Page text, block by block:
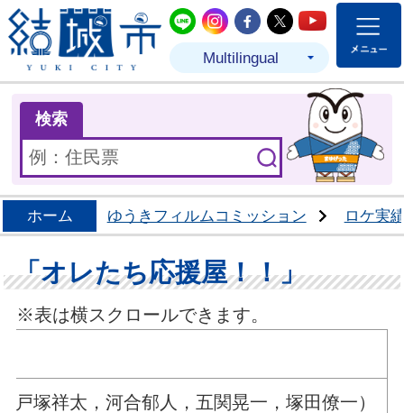
結城市公式LINE
結城市公式Instagram
結城市公式
結城市公式
結城市
Multilingual
検索
ホーム ゆうきフィルムコミッション ロケ実
「オレたち応援屋！！」
※表は横スクロールできます。
戸塚祥太，河合郁人，五関晃一，塚田僚一）